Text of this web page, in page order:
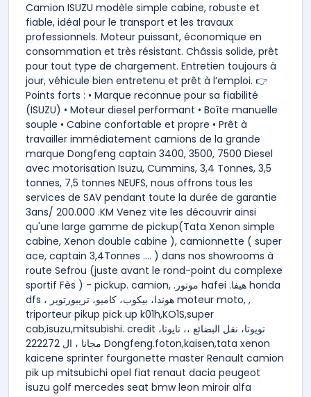
Camion ISUZU modèle simple cabine, robuste et
fiable, idéal pour le transport et les travaux
professionnels. Moteur puissant, économique en
consommation et très résistant. Châssis solide, prêt
pour tout type de chargement. Entretien toujours à
jour, véhicule bien entretenu et prêt à l’emploi. 👉
Points forts : • Marque reconnue pour sa fiabilité
(ISUZU) • Moteur diesel performant • Boîte manuelle
souple • Cabine confortable et propre • Prêt à
travailler immédiatement camions de la grande
marque Dongfeng captain 3400, 3500, 7500 Diesel
avec motorisation Isuzu, Cummins, 3,4 Tonnes, 3,5
tonnes, 7,5 tonnes NEUFS, nous offrons tous les
services de SAV pendant toute la durée de garantie
3ans/ 200.000 .KM Venez vite les découvrir ainsi
qu'une large gamme de pickup(Tata Xenon simple
cabine, Xenon double cabine ), camionnette ( super
ace, captain 3,4Tonnes .... ) dans nos showrooms à
route Sefrou (juste avant le rond-point du complexe
sportif Fès ) - pickup. camion, ‎.موتور hafei .هيفا honda
dfs ، هوندا، بيكوب، كاميو، تريبورتوير moteur moto, ,
triporteur pikup pick up k01h,KO1S,super
cab,isuzu,mitsubishi. credit ،تايوتا ‎،تويوتا، نقل البضائع ،
مجانا ، ال 222272 Dongfeng.foton,kaisen,tata xenon
kaicene sprinter fourgonette master Renault camion
pik up mitsubichi opel fiat renaut dacia peugeot
isuzu golf mercedes seat bmw leon miroir alfa